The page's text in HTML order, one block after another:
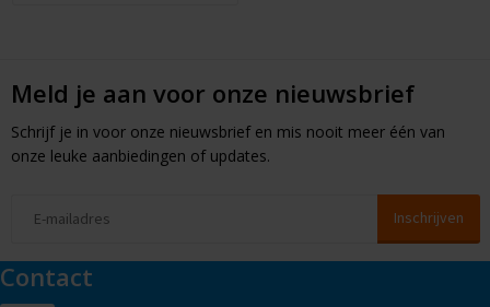
Meld je aan voor onze nieuwsbrief
Schrijf je in voor onze nieuwsbrief en mis nooit meer één van
onze leuke aanbiedingen of updates.
Contact